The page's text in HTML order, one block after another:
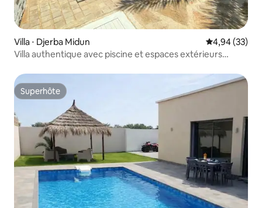
Villa ⋅ Djerba Midun Évaluation
4,94 (33)
Villa authentique avec piscine et espaces extérieurs
Superhôte
Superhôte